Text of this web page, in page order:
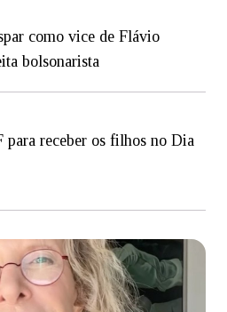
como vice de Flávio
bolsonarista
para receber os filhos no Dia